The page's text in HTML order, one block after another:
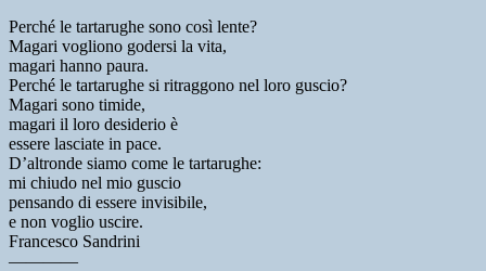
Perché le tartarughe sono così lente?
Magari vogliono godersi la vita,
magari hanno paura.
Perché le tartarughe si ritraggono nel loro guscio?
Magari sono timide,
magari il loro desiderio è
essere lasciate in pace.
D’altronde siamo come le tartarughe:
mi chiudo nel mio guscio
pensando di essere invisibile,
e non voglio uscire.
Francesco Sandrini
————